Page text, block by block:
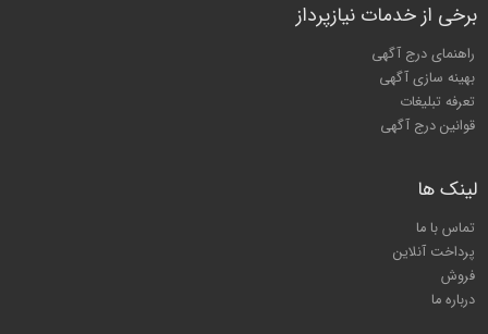
برخی از خدمات نیازپرداز
راهنمای درج آگهی
بهینه سازی آگهی
تعرفه تبلیغات
قوانین درج آگهی
لینک ها
تماس با ما
پرداخت آنلاین
فروش
درباره ما